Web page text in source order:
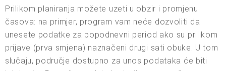
Prilikom planiranja možete uzeti u obzir i promjenu
časova: na primjer, program vam neće dozvoliti da
unesete podatke za popodnevni period ako su prilikom
prijave (prva smjena) naznačeni drugi sati obuke. U tom
slučaju, područje dostupno za unos podataka će biti